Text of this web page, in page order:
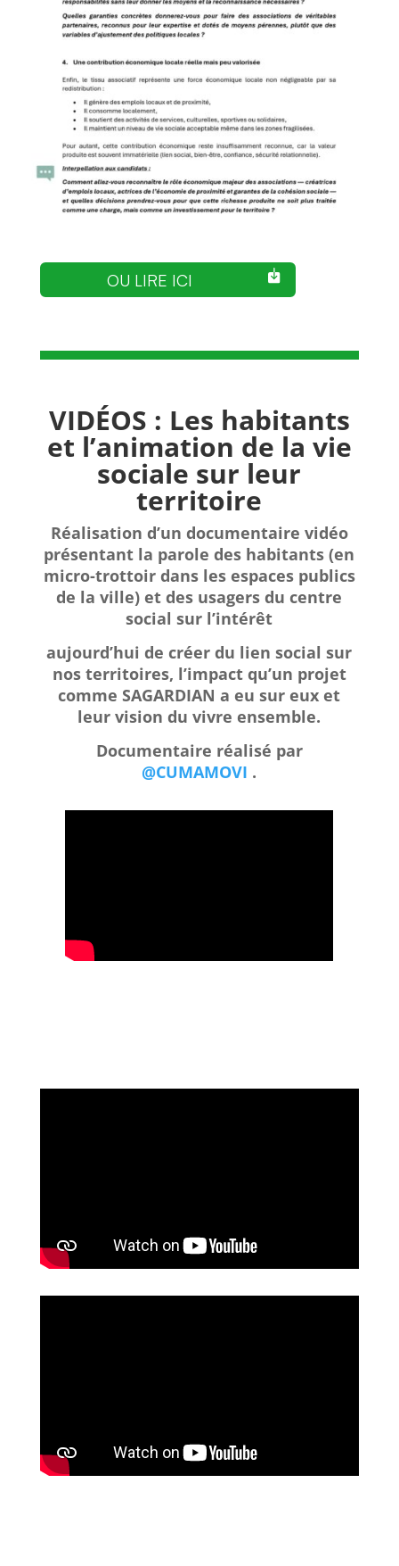
OU LIRE ICI
VIDÉOS : Les habitants
et l’animation de la vie
sociale sur leur
territoire
Réalisation d’un documentaire vidéo
présentant la parole des habitants (en
micro-trottoir dans les espaces publics
de la ville) et des usagers du centre
social sur l’intérêt
aujourd’hui de créer du lien social sur
nos territoires, l’impact qu’un projet
comme SAGARDIAN a eu sur eux et
leur vision du vivre ensemble.
Documentaire réalisé par
@CUMAMOVI .